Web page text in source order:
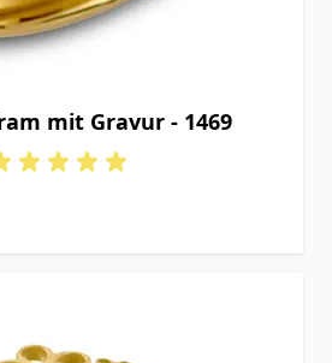
mit Gravur - 1469